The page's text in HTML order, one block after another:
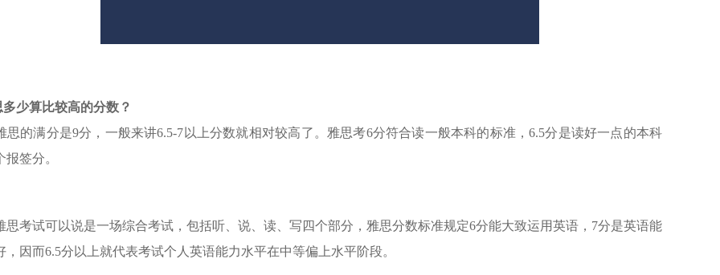
少算比较高的分数？
的满分是9分，一般来讲6.5-7以上分数就相对较高了。雅思考6分符合读一般本科的标准，6.5分是读好一点的本科
报签分。
考试可以说是一场综合考试，包括听、说、读、写四个部分，雅思分数标准规定6分能大致运用英语，7分是英语能
，因而6.5分以上就代表考试个人英语能力水平在中等偏上水平阶段。